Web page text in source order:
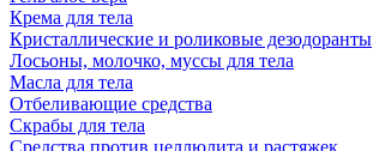
Крема для тела
Кристаллические и роликовые дезодоранты
Лосьоны, молочко, муссы для тела
Масла для тела
Отбеливающие средства
Скрабы для тела
Средства против целлюлита и растяжек